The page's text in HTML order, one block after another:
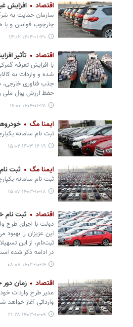
اقتصاد افزایش
سازمان حمایت به
چارچوب قوانین و
۱۴۰۴-۰۱-۳۰ ۱۴:۰۲
اقتصاد تأثیر
شده و واردات به
جذب فناوری خارجی،
حفظ ارزش پول ملی
۱۴۰۴-۰۱-۲۸ ۱۶:۰۰
ایمنا مگ خودروهای
ثبت نام سامانه یکپارچه
۱۴۰۳-۱۲-۱۹ ۱۵:۰۲
ایمنا مگ ثبت نام
ثبت نام سامانه
۱۴۰۳-۱۰-۱۸ ۱۵:۰۷
اقتصاد ثبت‌ نام
این عزیزان را
ثبت‌نام، از این
در ادامه ذکر شده
۱۴۰۳-۱۰-۱۴ ۰۸:۰۸
اقتصاد زمان
مدیر طرح واردات
وارداتی آغاز خواهد
۱۴۰۳-۱۰-۰۹ ۲۱:۲۸